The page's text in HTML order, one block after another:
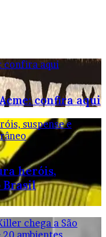
confira aqui
confira aqui
suspense e
heróis,
Brasil
chega a São